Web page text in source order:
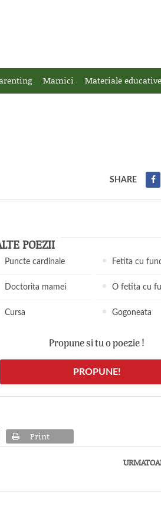
Mamici Materiale educative
SHARE
POEZII
Puncte cardinale Fetita cu
Doctorita mamei O fetita cu
Cursa Gogoneata
Propune si tu o poezie !
PROPUNE!
Print